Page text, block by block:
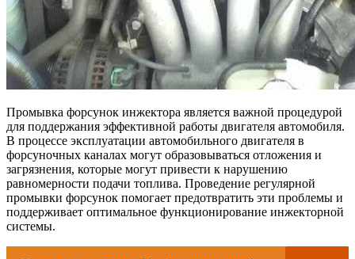
Промывка форсунок инжектора является важной процедурой
для поддержания эффективной работы двигателя автомобиля.
В процессе эксплуатации автомобильного двигателя в
форсуночных каналах могут образовываться отложения и
загрязнения, которые могут привести к нарушению
равномерности подачи топлива. Проведение регулярной
промывки форсунок помогает предотвратить эти проблемы и
поддерживает оптимальное функционирование инжекторной
системы.